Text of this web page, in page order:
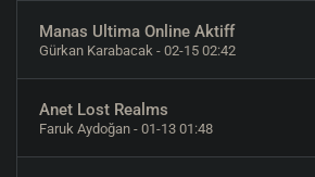
Manas Ultima Online Aktiff
Gürkan Karabacak - 02-15 02:42
Anet Lost Realms
Faruk Aydoğan - 01-13 01:48